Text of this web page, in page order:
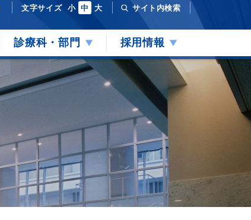
文字サイズ 小 中 大
サイト内検索
診療科・部門 採用情報